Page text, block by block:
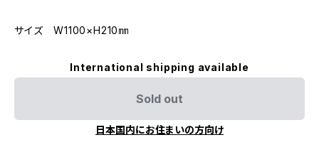
サイズ W1100×H210㎜
International shipping available
Sold out
日本国内にお住まいの方向け